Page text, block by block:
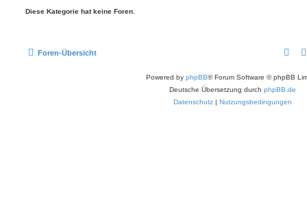
Diese Kategorie hat keine Foren.
Foren-Übersicht
Powered by phpBB® Forum Software © phpBB
Deutsche Übersetzung durch phpBB.de
Datenschutz | Nutzungsbedingungen